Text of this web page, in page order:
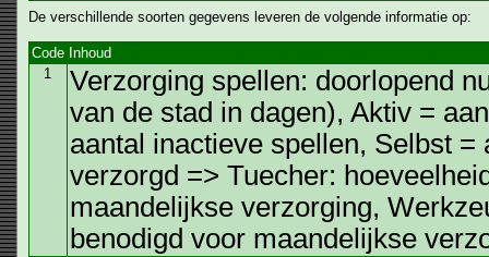
De verschillende soorten gegevens leveren de volgende informatie op:
Code Inhoud
1
Verzorging spellen: doorlopend
van de stad in dagen), Aktiv =
aantal inactieve spellen, Selbst
verzorgd => Tuecher:
maandelijkse verzorging,
benodigd voor maandelijkse